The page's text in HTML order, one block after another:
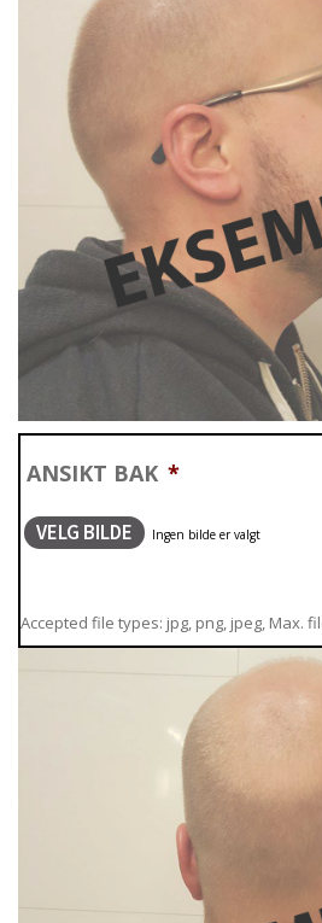
ANSIKT BAK *
VELG BILDE
Accepted file types: jpg, png, jpeg, Max.